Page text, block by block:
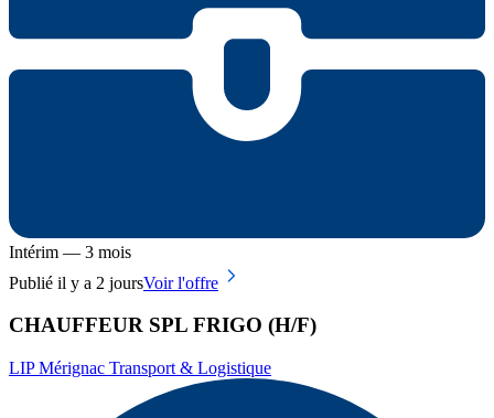
Intérim — 3 mois
Publié il y a 2 joursVoir l'offre
CHAUFFEUR SPL FRIGO (H/F)
LIP Mérignac Transport & Logistique